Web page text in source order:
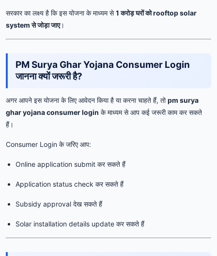
सरकार का लक्ष्य है कि इस योजना के माध्यम से1 करोड़ घरों को rooftop solar
system से जोड़ा जाए।
PM Surya Ghar Yojana Consumer Login
जानना क्यों जरूरी है?
अगर आपने इस योजना के लिए आवेदन किया है या करना चाहते हैं, तोpm surya
ghar yojana consumer login के माध्यम से आप कई जरूरी काम कर सकते
हैं।
Consumer Login के जरिए आप:
Online application submit कर सकते हैं
Application status check कर सकते हैं
Subsidy approval देख सकते हैं
Solar installation details update कर सकते हैं